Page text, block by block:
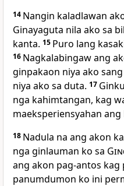
14 Nangin kaladlawan
Ginayaguta nila ako sa
kanta. 15 Puro lang
16 Nagkalabingaw ang
ginpakaon niya ako
niya ako sa duta. 17
nga kahimtangan, kag
maeksperiensyahan
18 Nadula na ang akon
nga ginlauman ko sa
ang akon pag-antos kag
panumdumon ko ini